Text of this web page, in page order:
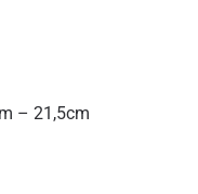
– 21,5cm